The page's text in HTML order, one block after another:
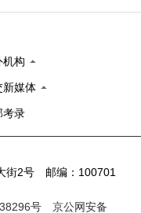
机构
新媒体
考录
街2号 邮编：100701
号
京公网安备